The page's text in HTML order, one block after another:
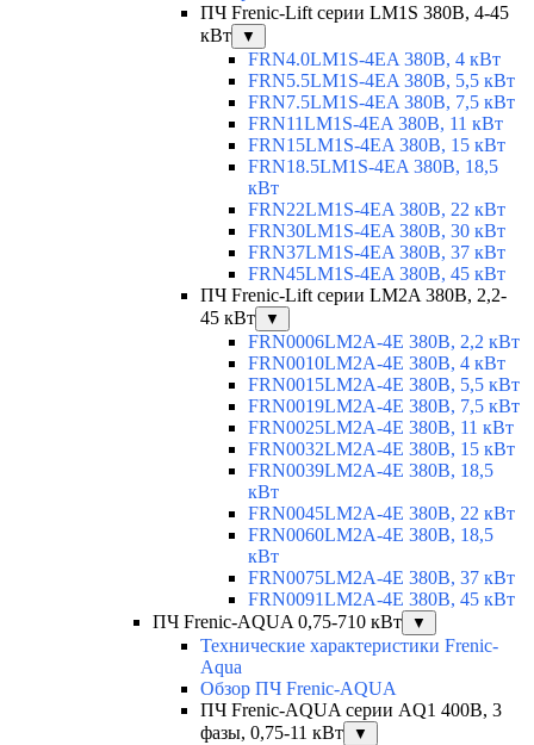
ПЧ Frenic-Lift серии LM1S 380В, 4-45
кВт
▼
FRN4.0LM1S-4EA 380В, 4 кВт
FRN5.5LM1S-4EA 380В, 5,5 кВт
FRN7.5LM1S-4EA 380В, 7,5 кВт
FRN11LM1S-4EA 380В, 11 кВт
FRN15LM1S-4EA 380В, 15 кВт
FRN18.5LM1S-4EA 380В, 18,5
кВт
FRN22LM1S-4EA 380В, 22 кВт
FRN30LM1S-4EA 380В, 30 кВт
FRN37LM1S-4EA 380В, 37 кВт
FRN45LM1S-4EA 380В, 45 кВт
ПЧ Frenic-Lift серии LM2A 380В, 2,2-
45 кВт
▼
FRN0006LM2A-4E 380В, 2,2 кВт
FRN0010LM2A-4E 380В, 4 кВт
FRN0015LM2A-4E 380В, 5,5 кВт
FRN0019LM2A-4E 380В, 7,5 кВт
FRN0025LM2A-4E 380В, 11 кВт
FRN0032LM2A-4E 380В, 15 кВт
FRN0039LM2A-4E 380В, 18,5
кВт
FRN0045LM2A-4E 380В, 22 кВт
FRN0060LM2A-4E 380В, 18,5
кВт
FRN0075LM2A-4E 380В, 37 кВт
FRN0091LM2A-4E 380В, 45 кВт
ПЧ Frenic-AQUA 0,75-710 кВт
▼
Технические характеристики Frenic-
Aqua
Обзор ПЧ Frenic-AQUA
ПЧ Frenic-AQUA серии AQ1 400В, 3
фазы, 0,75-11 кВт
▼